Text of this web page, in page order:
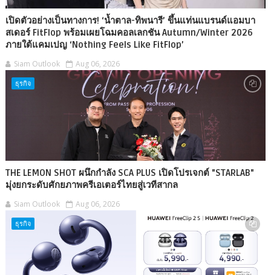
เปิดตัวอย่างเป็นทางการ! ‘น้ำตาล-ทิพนารี’ ขึ้นแท่นแบรนด์แอมบา
สเดอร์ FitFlop พร้อมเผยโฉมคอลเลกชัน Autumn/Winter 2026
ภายใต้แคมเปญ ‘Nothing Feels Like FitFlop’
Siam Outlook Aug 06, 2026
ธุรกิจ
THE LEMON SHOT ผนึกกำลัง SCA PLUS เปิดโปรเจกต์ "STARLAB"
มุ่งยกระดับศักยภาพครีเอเตอร์ไทยสู่เวทีสากล
Siam Outlook Aug 06, 2026
ธุรกิจ